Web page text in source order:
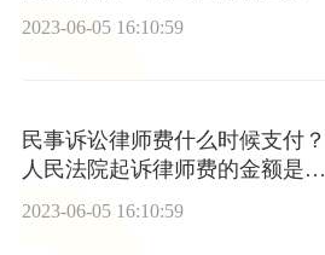
律师的情况
2023-06-05 16:10:59
民事诉讼律师费什么时候支付？
人民法院起诉律师费的金额是怎
2023-06-05 16:10:59